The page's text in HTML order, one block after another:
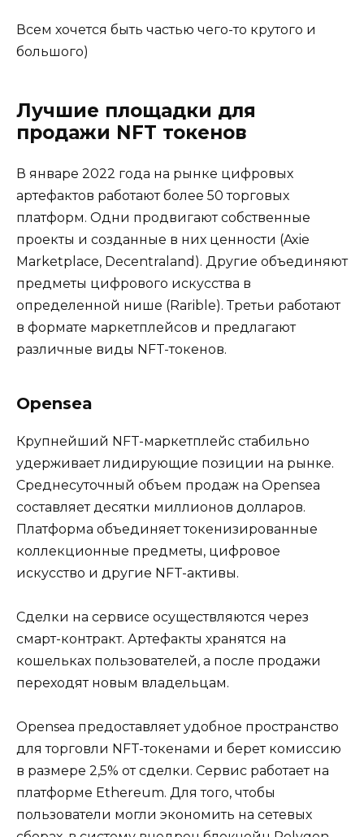
Всем хочется быть частью чего-то крутого и
большого)
Лучшие площадки для
продажи NFT токенов
В январе 2022 года на рынке цифровых
артефактов работают более 50 торговых
платформ. Одни продвигают собственные
проекты и созданные в них ценности (Axie
Marketplace, Decentraland). Другие объединяют
предметы цифрового искусства в
определенной нише (Rarible). Третьи работают
в формате маркетплейсов и предлагают
различные виды NFT-токенов.
Opensea
Крупнейший NFT-маркетплейс стабильно
удерживает лидирующие позиции на рынке.
Среднесуточный объем продаж на Opensea
составляет десятки миллионов долларов.
Платформа объединяет токенизированные
коллекционные предметы, цифровое
искусство и другие NFT-активы.
Сделки на сервисе осуществляются через
смарт-контракт. Артефакты хранятся на
кошельках пользователей, а после продажи
переходят новым владельцам.
Opensea предоставляет удобное пространство
для торговли NFT-токенами и берет комиссию
в размере 2,5% от сделки. Сервис работает на
платформе Ethereum. Для того, чтобы
пользователи могли экономить на сетевых